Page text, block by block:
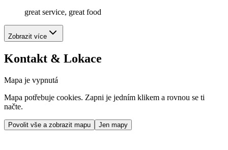
great service, great food
Zobrazit více
Kontakt & Lokace
Mapa je vypnutá
Mapa potřebuje cookies. Zapni je jedním klikem a rovnou se ti
načte.
Povolit vše a zobrazit mapu Jen mapy